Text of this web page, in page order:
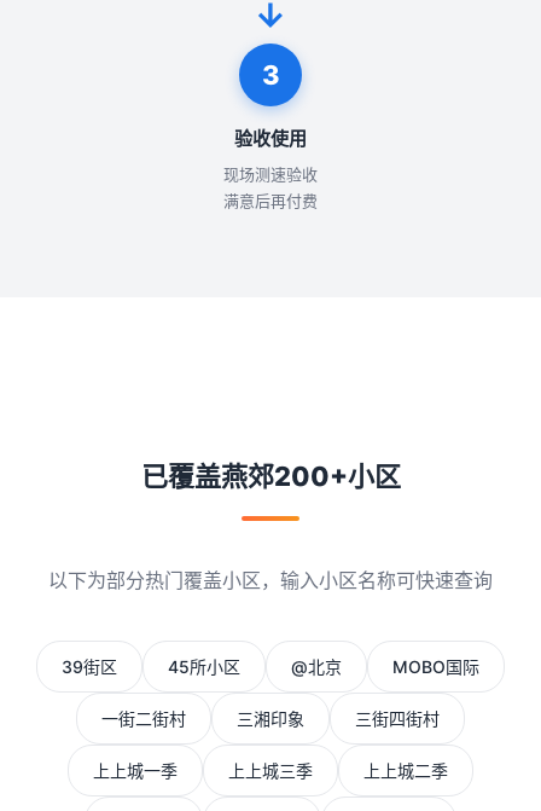
→
3
验收使用
现场测速验收
满意后再付费
已覆盖燕郊200+小区
以下为部分热门覆盖小区，输入小区名称可快速查询
39街区 45所小区 @北京 MOBO国际
一街二街村 三湘印象 三街四街村
上上城一季 上上城三季 上上城二季